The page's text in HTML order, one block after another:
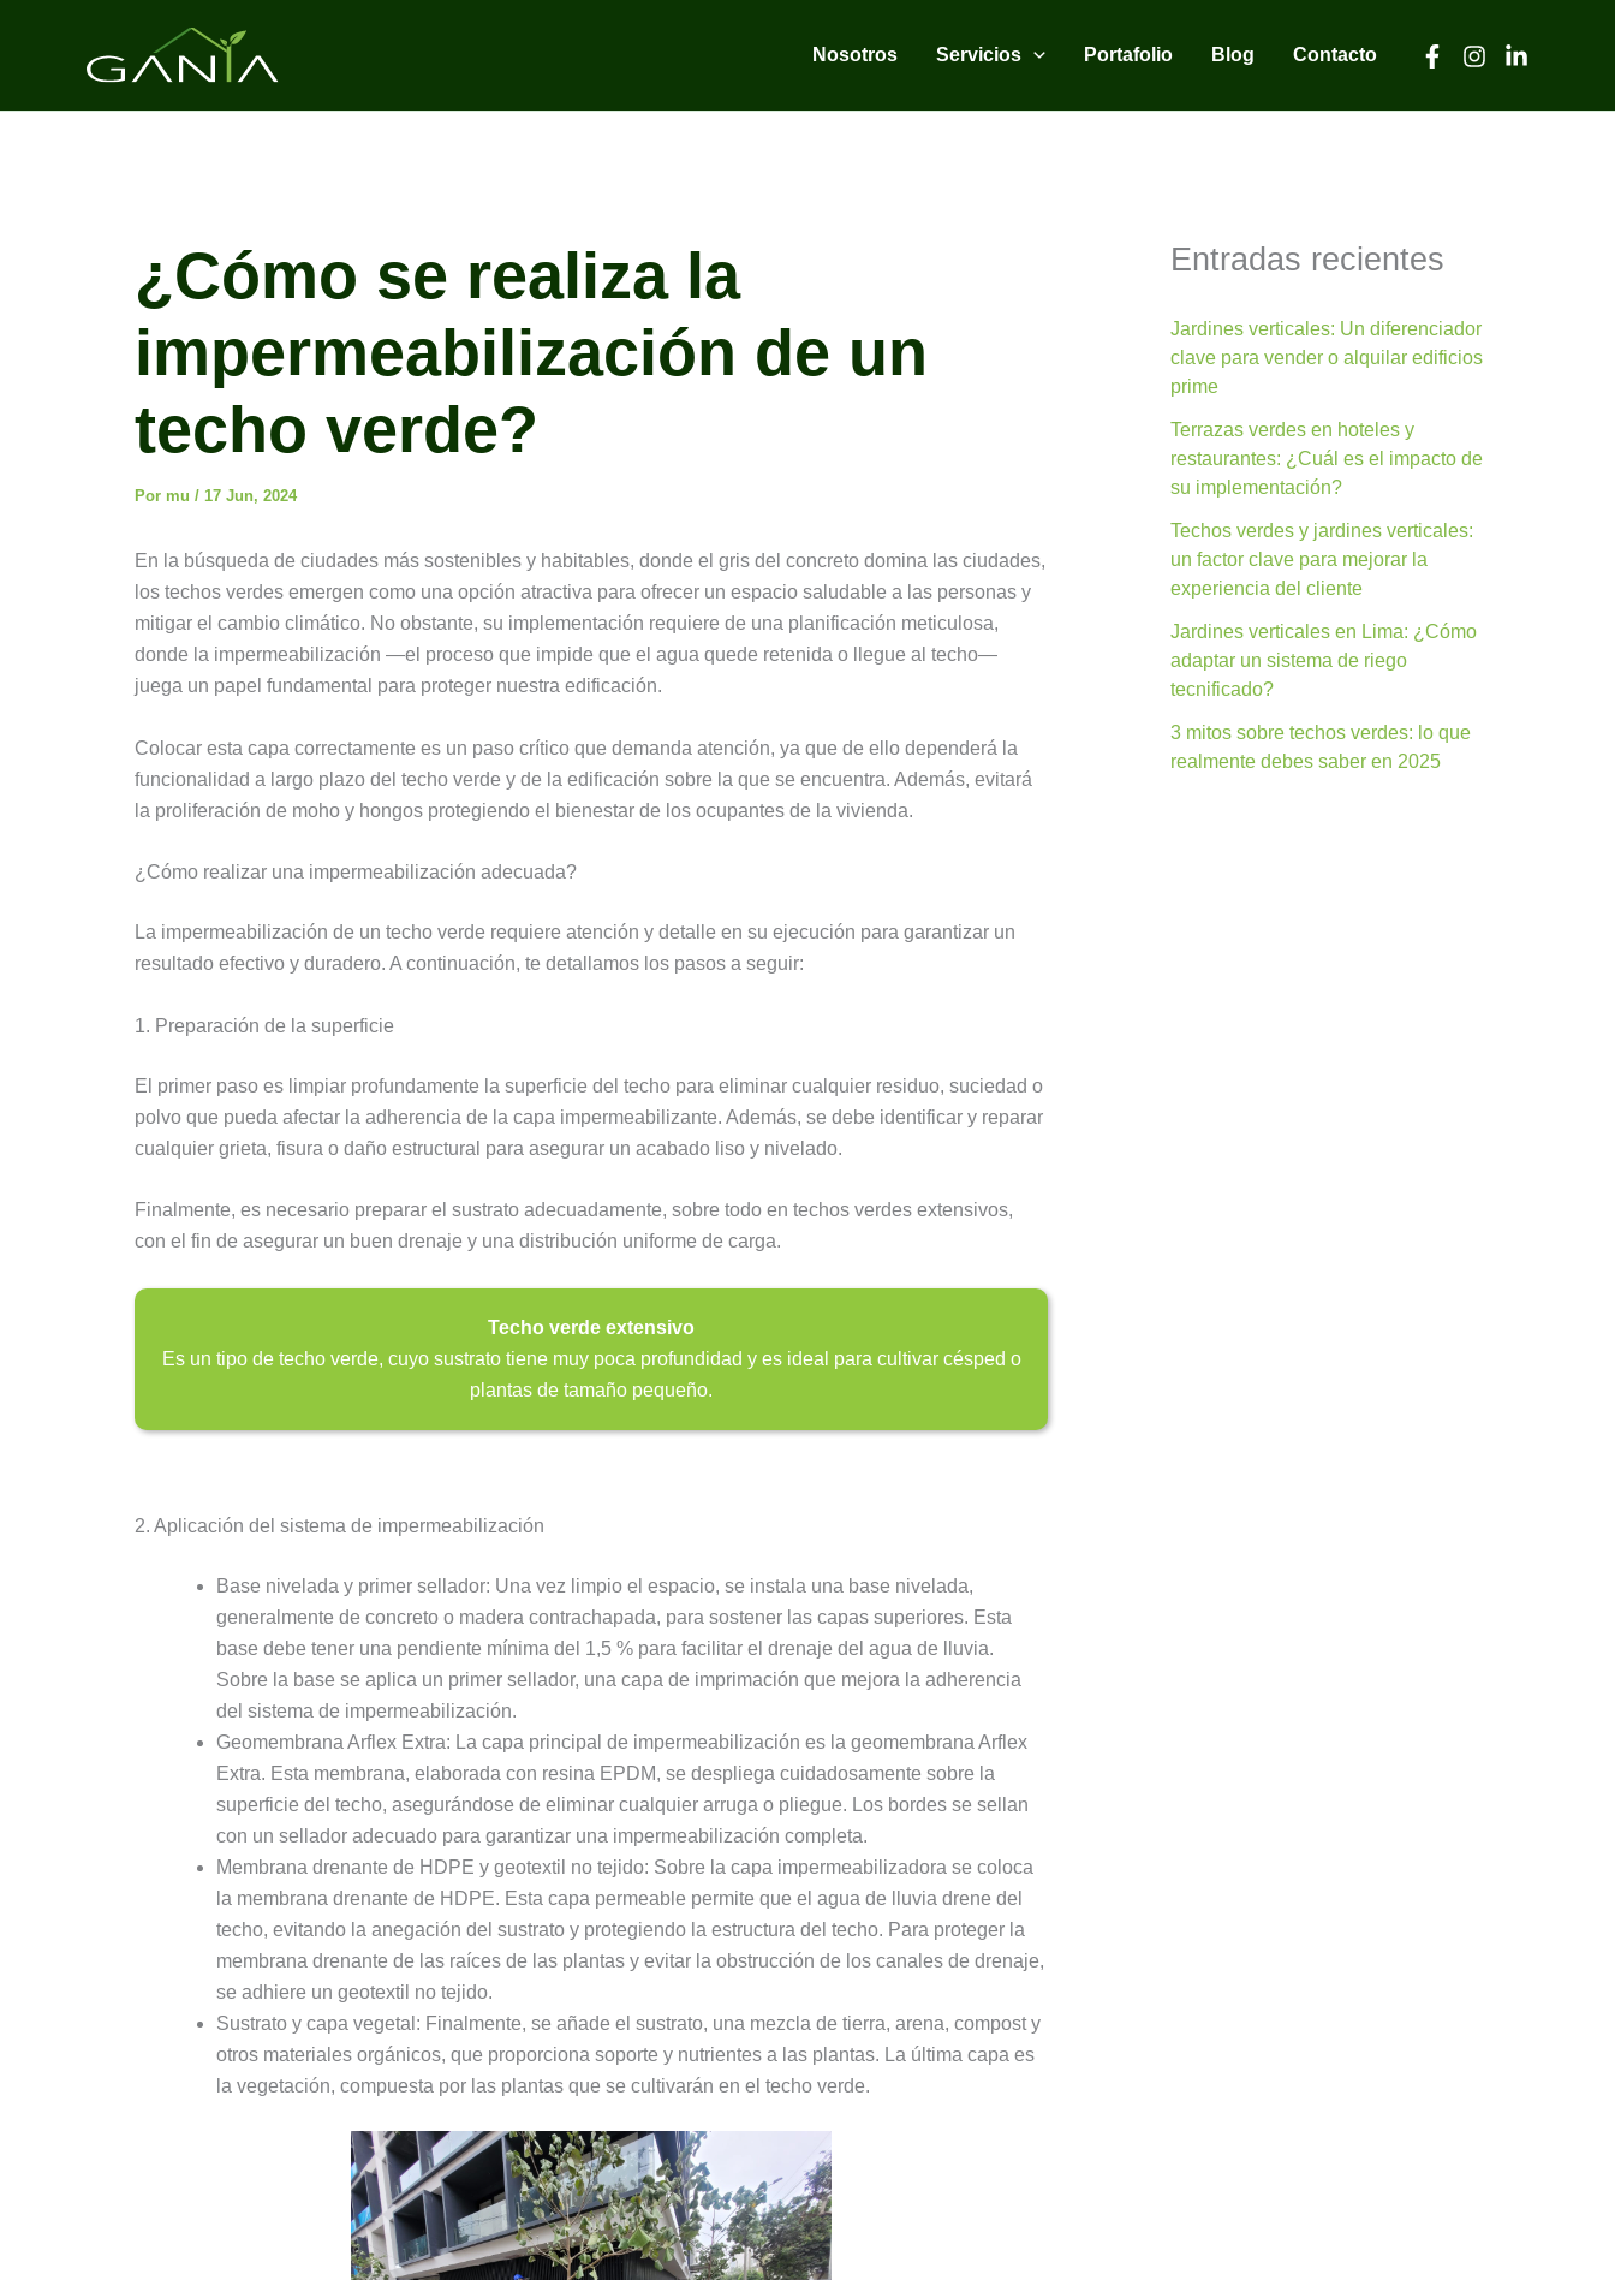
Nosotros Servicios Portafolio Blog Contacto
¿Cómo se realiza la
impermeabilización de un
techo verde?
Por mu / 17 Jun, 2024
En la búsqueda de ciudades más sostenibles y habitables, donde el gris del concreto domina las ciudades,
los techos verdes emergen como una opción atractiva para ofrecer un espacio saludable a las personas y
mitigar el cambio climático. No obstante, su implementación requiere de una planificación meticulosa,
donde la impermeabilización ―el proceso que impide que el agua quede retenida o llegue al techo―
juega un papel fundamental para proteger nuestra edificación.
Colocar esta capa correctamente es un paso crítico que demanda atención, ya que de ello dependerá la
funcionalidad a largo plazo del techo verde y de la edificación sobre la que se encuentra. Además, evitará
la proliferación de moho y hongos protegiendo el bienestar de los ocupantes de la vivienda.
¿Cómo realizar una impermeabilización adecuada?
La impermeabilización de un techo verde requiere atención y detalle en su ejecución para garantizar un
resultado efectivo y duradero. A continuación, te detallamos los pasos a seguir:
1. Preparación de la superficie
El primer paso es limpiar profundamente la superficie del techo para eliminar cualquier residuo, suciedad o
polvo que pueda afectar la adherencia de la capa impermeabilizante. Además, se debe identificar y reparar
cualquier grieta, fisura o daño estructural para asegurar un acabado liso y nivelado.
Finalmente, es necesario preparar el sustrato adecuadamente, sobre todo en techos verdes extensivos,
con el fin de asegurar un buen drenaje y una distribución uniforme de carga.
Techo verde extensivo
Es un tipo de techo verde, cuyo sustrato tiene muy poca profundidad y es ideal para cultivar césped o
plantas de tamaño pequeño.
2. Aplicación del sistema de impermeabilización
Base nivelada y primer sellador: Una vez limpio el espacio, se instala una base nivelada,
generalmente de concreto o madera contrachapada, para sostener las capas superiores. Esta
base debe tener una pendiente mínima del 1,5 % para facilitar el drenaje del agua de lluvia.
Sobre la base se aplica un primer sellador, una capa de imprimación que mejora la adherencia
del sistema de impermeabilización.
Geomembrana Arflex Extra: La capa principal de impermeabilización es la geomembrana Arflex
Extra. Esta membrana, elaborada con resina EPDM, se despliega cuidadosamente sobre la
superficie del techo, asegurándose de eliminar cualquier arruga o pliegue. Los bordes se sellan
con un sellador adecuado para garantizar una impermeabilización completa.
Membrana drenante de HDPE y geotextil no tejido: Sobre la capa impermeabilizadora se coloca
la membrana drenante de HDPE. Esta capa permeable permite que el agua de lluvia drene del
techo, evitando la anegación del sustrato y protegiendo la estructura del techo. Para proteger la
membrana drenante de las raíces de las plantas y evitar la obstrucción de los canales de drenaje,
se adhiere un geotextil no tejido.
Sustrato y capa vegetal: Finalmente, se añade el sustrato, una mezcla de tierra, arena, compost y
otros materiales orgánicos, que proporciona soporte y nutrientes a las plantas. La última capa es
la vegetación, compuesta por las plantas que se cultivarán en el techo verde.
Entradas recientes
Jardines verticales: Un diferenciador
clave para vender o alquilar edificios
prime
Terrazas verdes en hoteles y
restaurantes: ¿Cuál es el impacto de
su implementación?
Techos verdes y jardines verticales:
un factor clave para mejorar la
experiencia del cliente
Jardines verticales en Lima: ¿Cómo
adaptar un sistema de riego
tecnificado?
3 mitos sobre techos verdes: lo que
realmente debes saber en 2025